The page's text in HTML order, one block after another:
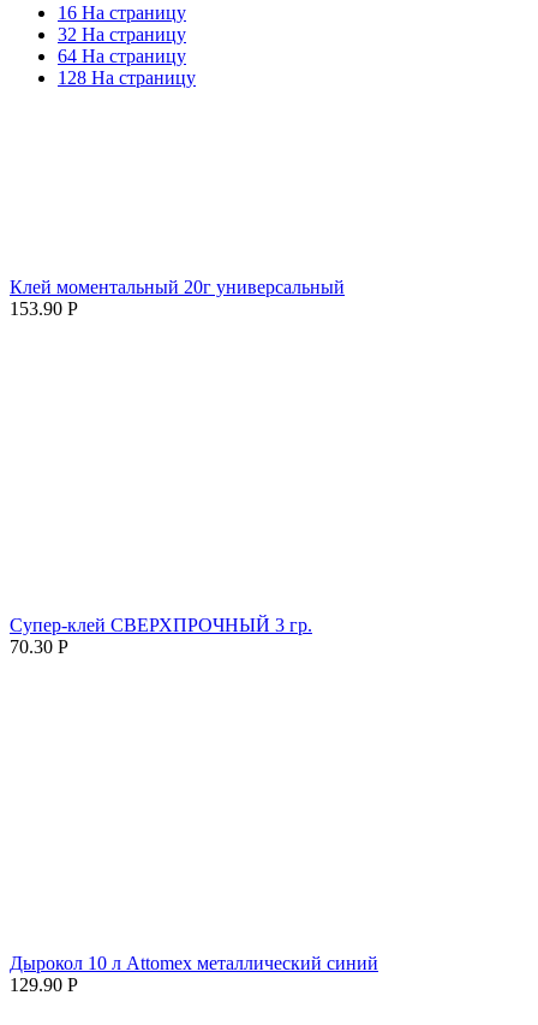
16 На страницу
32 На страницу
64 На страницу
128 На страницу
Клей моментальный 20г универсальный
153.90 Р
Супер-клей СВЕРХПРОЧНЫЙ 3 гр.
70.30 Р
Дырокол 10 л Attomex металлический синий
129.90 Р